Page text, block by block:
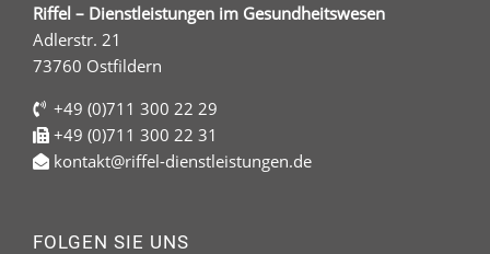
Riffel – Dienstleistungen im Gesundheitswesen
Adlerstr. 21
73760 Ostfildern
+49 (0)711 300 22 29
+49 (0)711 300 22 31
kontakt@riffel-dienstleistungen.de
FOLGEN SIE UNS